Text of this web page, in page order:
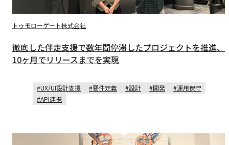
トゥモローゲート株式会社
徹底した伴走支援で数年間停滞したプロジェクトを推進、
10ヶ月でリリースまでを実現
UX/UI設計支援 要件定義 設計 開発
運用保守
API連携